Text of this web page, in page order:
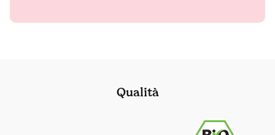
Qualità